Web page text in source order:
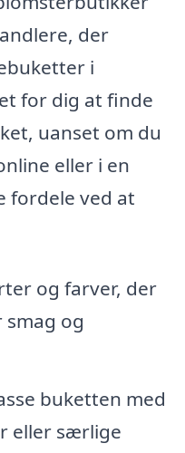
der
i
for dig at finde
uanset om du
eller i en
fordele ved at
og farver, der
smag og
buketten med
eller særlige